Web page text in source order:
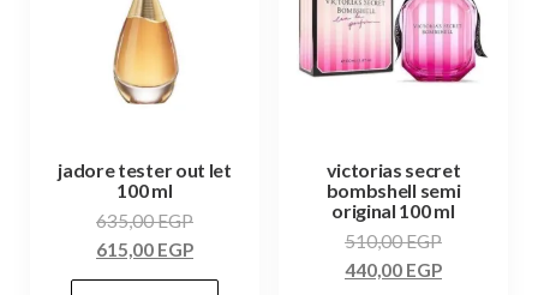
jadore tester out let
100 ml
635,00EGP
615,00 EGP
victorias secret
bombshell semi
original 100 ml
510,00EGP
440,00 EGP